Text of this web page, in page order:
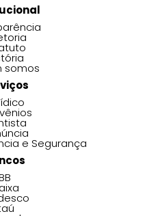
somos
e Segurança